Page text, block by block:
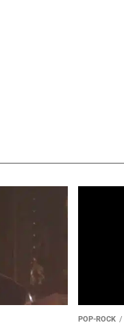
POP-ROCK